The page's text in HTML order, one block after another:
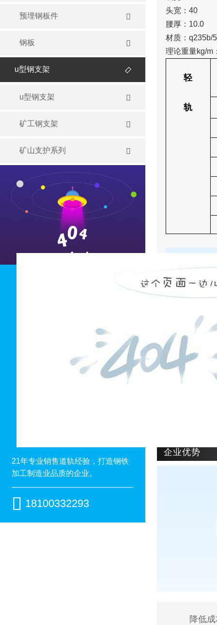
头宽：40
腰厚：10.0
材质：q235b/
理论重量kg/m
轻
轨
企业优势
降低
预埋钢板件 
钢板 
u型钢支架 
u型钢支架 
矿工钢支架 
矿山支护系列 
21年专业销售道轨经验，打造钢铁
加工制造业品质的企业。
 18100332293